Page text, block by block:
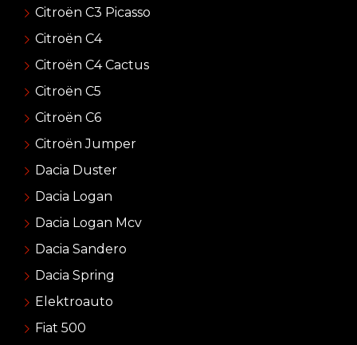
Citroën C3 Picasso
Citroën C4
Citroën C4 Cactus
Citroën C5
Citroën C6
Citroën Jumper
Dacia Duster
Dacia Logan
Dacia Logan Mcv
Dacia Sandero
Dacia Spring
Elektroauto
Fiat 500